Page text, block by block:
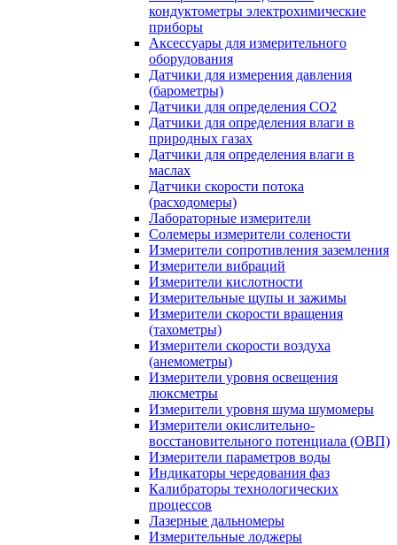
кондуктометры электрохимические
приборы
Аксессуары для измерительного
оборудования
Датчики для измерения давления
(барометры)
Датчики для определения CO2
Датчики для определения влаги в
природных газах
Датчики для определения влаги в
маслах
Датчики скорости потока
(расходомеры)
Лабораторные измерители
Солемеры измерители солености
Измерители сопротивления заземления
Измерители вибраций
Измерители кислотности
Измерительные щупы и зажимы
Измерители скорости вращения
(тахометры)
Измерители скорости воздуха
(анемометры)
Измерители уровня освещения
люксметры
Измерители уровня шума шумомеры
Измерители окислительно-
восстановительного потенциала (ОВП)
Измерители параметров воды
Индикаторы чередования фаз
Калибраторы технологических
процессов
Лазерные дальномеры
Измерительные лоджеры